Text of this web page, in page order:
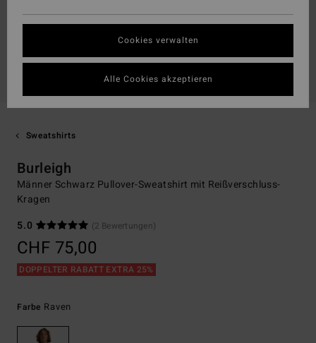
Sweatshirts
Burleigh
Männer Schwarz Pullover-Sweatshirt mit Reißverschluss-
Kragen
5.0
(2 Bewertungen)
CHF 75,00
DOPPELTER RABATT EXTRA 25%
Farbe Raven
Cookies verwalten
Alle Cookies akzeptieren